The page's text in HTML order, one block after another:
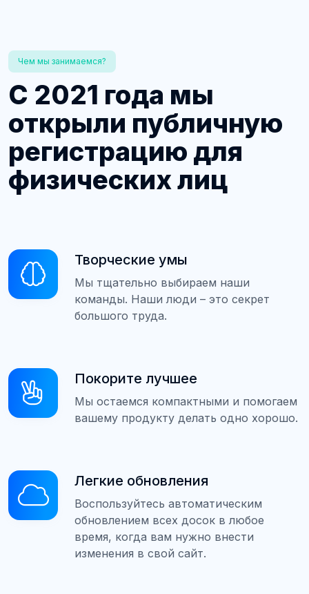
Чем мы занимаемся?
С 2021 года мы
открыли публичную
регистрацию для
физических лиц
Творческие умы
Мы тщательно выбираем наши
команды. Наши люди – это секрет
большого труда.
Покорите лучшее
Мы остаемся компактными и помогаем
вашему продукту делать одно хорошо.
Легкие обновления
Воспользуйтесь автоматическим
обновлением всех досок в любое
время, когда вам нужно внести
изменения в свой сайт.